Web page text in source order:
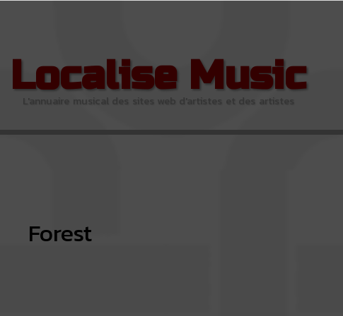
Localise Music
L'annuaire musical des sites web d'artistes et des artistes
Forest